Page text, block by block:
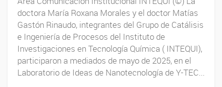
doctora María Roxana Morales y el doctor Matías
Gastón Rinaudo, integrantes del Grupo de Catálisis
e Ingeniería de Procesos del Instituto de
Investigaciones en Tecnología Química ( INTEQUI),
participaron a mediados de mayo de 2025, en el
Laboratorio de Ideas de Nanotecnología de Y-TEC...